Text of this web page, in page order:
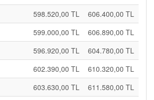
598.520,00 TL
606.400,00 TL
599.000,00 TL
606.890,00 TL
596.920,00 TL
604.780,00 TL
602.390,00 TL
610.320,00 TL
603.630,00 TL
611.580,00 TL